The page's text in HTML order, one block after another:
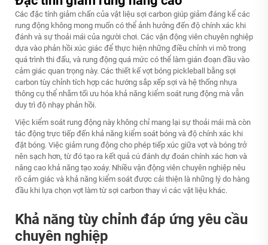
Các đặc tính giảm chấn của vật liệu sợi carbon giúp giảm đáng kể các
rung động không mong muốn có thể ảnh hưởng đến độ chính xác khi
đánh và sự thoải mái của người chơi. Các vận động viên chuyên nghiệp
dựa vào phản hồi xúc giác để thực hiện những điều chỉnh vi mô trong
quá trình thi đấu, và rung động quá mức có thể làm gián đoạn đầu vào
cảm giác quan trọng này. Các thiết kế vợt bóng pickleball bằng sợi
carbon tùy chỉnh tích hợp các hướng sắp xếp sợi và hệ thống nhựa
thông cụ thể nhằm tối ưu hóa khả năng kiểm soát rung động mà vẫn
duy trì độ nhạy phản hồi.
Việc kiểm soát rung động này không chỉ mang lại sự thoải mái mà còn
tác động trực tiếp đến khả năng kiểm soát bóng và độ chính xác khi
đặt bóng. Việc giảm rung động cho phép tiếp xúc giữa vợt và bóng trở
nên sạch hơn, từ đó tạo ra kết quả cú đánh dự đoán chính xác hơn và
nâng cao khả năng tạo xoáy. Nhiều vận động viên chuyên nghiệp nêu
rõ cảm giác và khả năng kiểm soát được cải thiện là những lý do hàng
đầu khi lựa chọn vợt làm từ sợi carbon thay vì các vật liệu khác.
Khả năng tùy chỉnh đáp ứng yêu cầu
chuyên nghiệp